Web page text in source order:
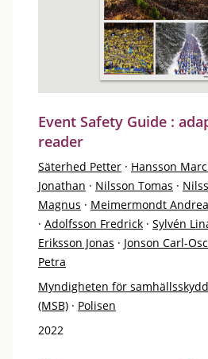
Event Safety Guide :
reader
Säterhed Petter · Hansson
Jonathan · Nilsson Tomas ·
Magnus · Meimermondt
· Adolfsson Fredrick · Sylvén
Eriksson Jonas · Jonson Carl-
Petra
Myndigheten för
(MSB) · Polisen
2022